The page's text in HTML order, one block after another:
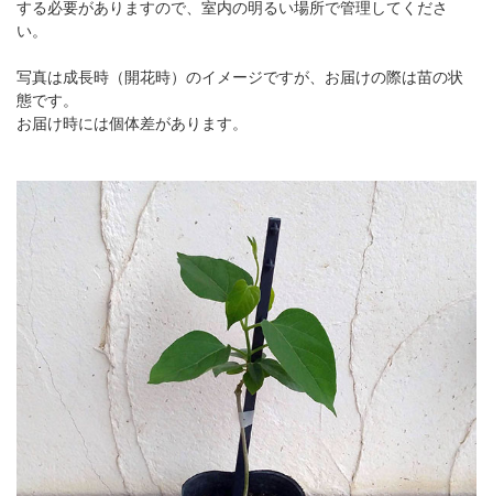
する必要がありますので、室内の明るい場所で管理してくださ
い。
写真は成長時（開花時）のイメージですが、お届けの際は苗の状
態です。
お届け時には個体差があります。